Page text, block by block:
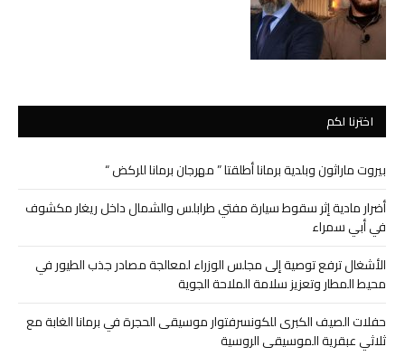
اخترنا لكم
بيروت ماراثون وبلدية برمانا أطلقتا ” مهرجان برمانا للركض “
أضرار مادية إثر سقوط سيارة مفتي طرابلس والشمال داخل ريغار مكشوف
في أبي سمراء
الأشغال ترفع توصية إلى مجلس الوزراء لمعالجة مصادر جذب الطيور في
محيط المطار وتعزيز سلامة الملاحة الجوية
حفلات الصيف الكبرى للكونسرفتوار موسيقى الحجرة في برمانا الغابة مع
ثلاثي عبقرية الموسيقى الروسية